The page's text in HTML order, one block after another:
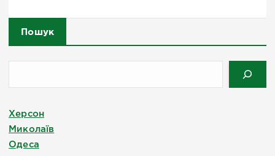
Пошук
Херсон
Миколаїв
Одеса